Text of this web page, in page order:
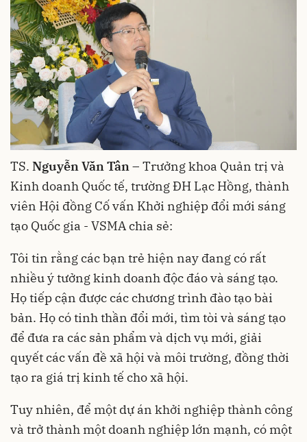
TS. Nguyễn Văn Tân– Trưởng khoa Quản trị và
Kinh doanh Quốc tế, trường ĐH Lạc Hồng, thành
viên Hội đồng Cố vấn Khởi nghiệp đổi mới sáng
tạo Quốc gia - VSMA chia sẻ:
Tôi tin rằng các bạn trẻ hiện nay đang có rất
nhiều ý tưởng kinh doanh độc đáo và sáng tạo.
Họ tiếp cận được các chương trình đào tạo bài
bản. Họ có tinh thần đổi mới, tìm tòi và sáng tạo
để đưa ra các sản phẩm và dịch vụ mới, giải
quyết các vấn đề xã hội và môi trường, đồng thời
tạo ra giá trị kinh tế cho xã hội.
Tuy nhiên, để một dự án khởi nghiệp thành công
và trở thành một doanh nghiệp lớn mạnh, có một